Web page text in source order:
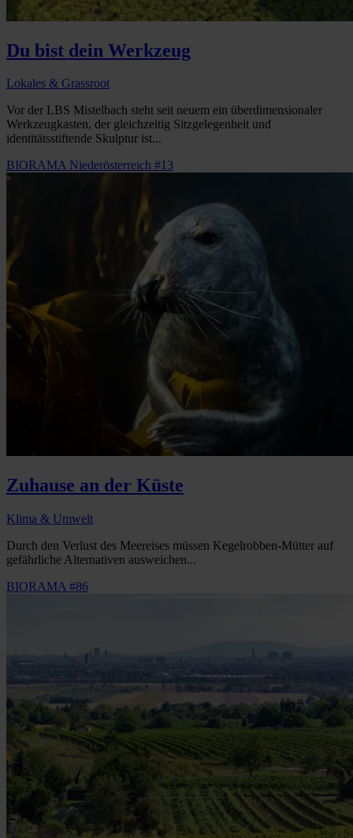
Du bist dein Werkzeug
Lokales & Grassroot
Vor der LBS Mistelbach steht seit neuem ein überdimensionaler
Werkzeugkasten, der gleichzeitig Sitzgelegenheit und
identitätsstiftende Skulptur ist...
BIORAMA Niederösterreich #13
Zuhause an der Küste
Klima & Umwelt
Durch den Verlust des Meereises müssen Kegelrobben-Mütter auf
gefährliche Alternativen ausweichen...
BIORAMA #86